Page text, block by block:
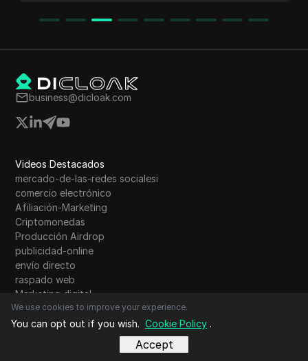
business@dicloak.com
Videos Destacados
mercado-de-las-redes socialesi
comercio electrónico
Afiliación-Marketing
Criptomonedas
Producción Airdrop
publicidad-online
envío directo
raspado web
Marketing digital
Privacidad en línea
Apoderado
Navegador antidetección
We use cookies to improve your experience.
You can opt out if you wish. Cookie Policy .
Accept